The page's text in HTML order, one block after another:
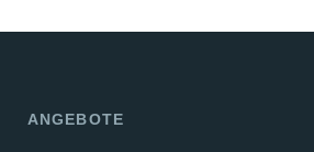
ANGEBOTE